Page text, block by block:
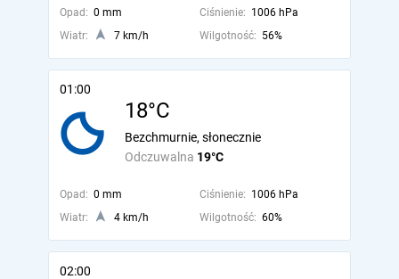
Opad: 0 mm Ciśnienie: 1006 hPa
Wiatr:
7 km/h Wilgotność: 56%
01:00
18°C
Odczuwalna 19°C
Bezchmurnie, słonecznie
Opad: 0 mm Ciśnienie: 1006 hPa
Wiatr:
4 km/h Wilgotność: 60%
02:00